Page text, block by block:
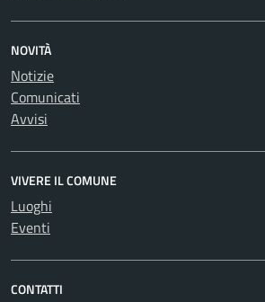
NOVITÀ
Notizie
Comunicati
Avvisi
VIVERE IL COMUNE
Luoghi
Eventi
CONTATTI